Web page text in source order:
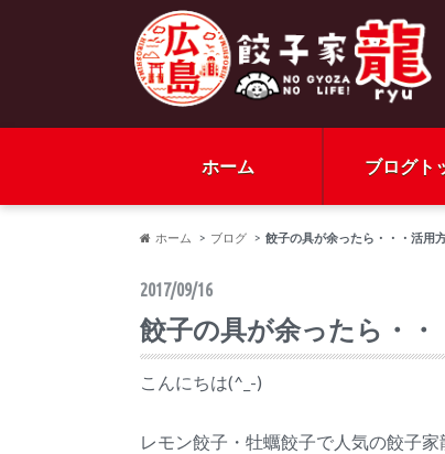
ホーム ブログト
ホーム ブログ 餃子の具が余ったら・・・活用
2017/09/16
餃子の具が余ったら・・
こんにちは(^_-)
レモン餃子・牡蠣餃子で人気の餃子